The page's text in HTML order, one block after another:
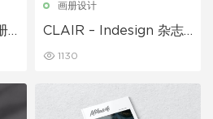
画册设计
CLAIR – Indesign 杂志
1130